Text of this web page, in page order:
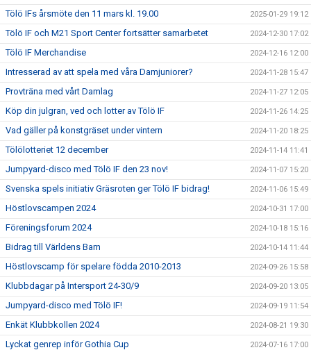
Tölö IFs årsmöte den 11 mars kl. 19.00 2025-01-29 19:12
Tölö IF och M21 Sport Center fortsätter samarbetet 2024-12-30 17:02
Tölö IF Merchandise 2024-12-16 12:00
Intresserad av att spela med våra Damjuniorer? 2024-11-28 15:47
Provträna med vårt Damlag 2024-11-27 12:05
Köp din julgran, ved och lotter av Tölö IF 2024-11-26 14:25
Vad gäller på konstgräset under vintern 2024-11-20 18:25
Tölölotteriet 12 december 2024-11-14 11:41
Jumpyard-disco med Tölö IF den 23 nov! 2024-11-07 15:20
Svenska spels initiativ Gräsroten ger Tölö IF bidrag! 2024-11-06 15:49
Höstlovscampen 2024 2024-10-31 17:00
Föreningsforum 2024 2024-10-18 15:16
Bidrag till Världens Barn 2024-10-14 11:44
Höstlovscamp för spelare födda 2010-2013 2024-09-26 15:58
Klubbdagar på Intersport 24-30/9 2024-09-20 13:05
Jumpyard-disco med Tölö IF! 2024-09-19 11:54
Enkät Klubbkollen 2024 2024-08-21 19:30
Lyckat genrep inför Gothia Cup 2024-07-16 17:00